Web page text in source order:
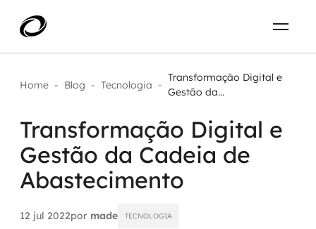
Aplicar IA com impacto real
AI / Machine Learning
IA Generativa
Projetos
Home - Blog - Tecnologia -
Transformação Digital e
Gestão da...
Transformação Digital e
Gestão da Cadeia de
Abastecimento
12 jul 2022por made TECNOLOGIA